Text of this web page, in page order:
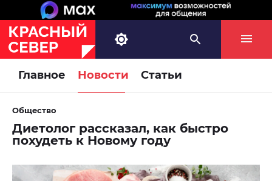
Главное Новости Статьи
Общество
Диетолог рассказал, как быстро
похудеть к Новому году